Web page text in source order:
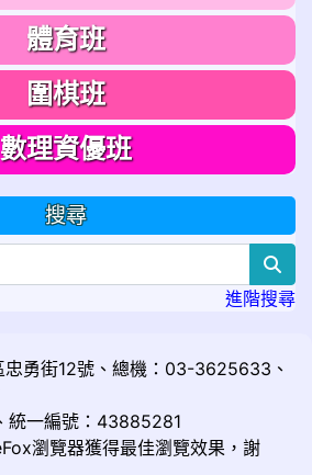
體育班
圍棋班
數理資優班
搜尋
進階搜尋
忠勇街12號、總機：03-3625633、
統一編號：43885281
瀏覽器獲得最佳瀏覽效果，謝